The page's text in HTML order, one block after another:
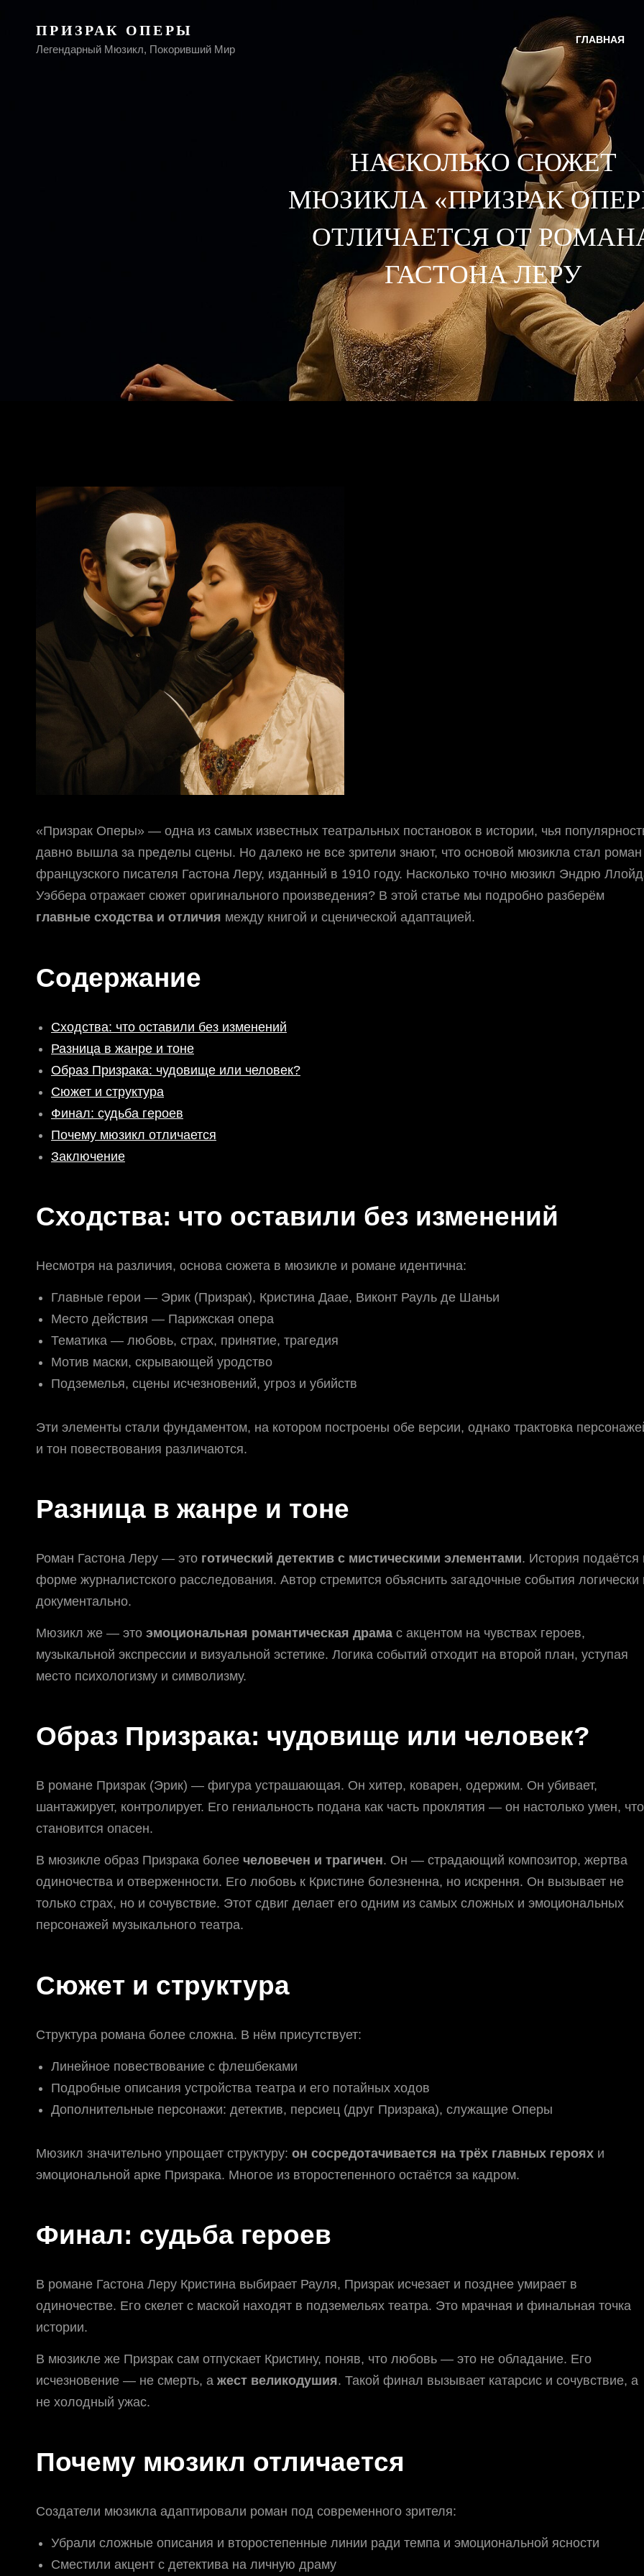
ПРИЗРАК ОПЕРЫ
Легендарный Мюзикл, Покоривший Мир
ГЛАВНАЯ
НАСКОЛЬКО СЮЖЕТ
МЮЗИКЛА «ПРИЗРАК
ОТЛИЧАЕТСЯ ОТ
ГАСТОНА ЛЕРУ
«Призрак Оперы» — одна из самых известных театральных постановок в истории, чья
давно вышла за пределы сцены. Но далеко не все зрители знают, что основой мюзикла стал роман
французского писателя Гастона Леру, изданный в 1910 году. Насколько точно мюзикл Эндрю
Уэббера отражает сюжет оригинального произведения? В этой статье мы подробно разберём
главные сходства и отличия между книгой и сценической адаптацией.
Содержание
Сходства: что оставили без изменений
Разница в жанре и тоне
Образ Призрака: чудовище или человек?
Сюжет и структура
Финал: судьба героев
Почему мюзикл отличается
Заключение
Сходства: что оставили без изменений
Несмотря на различия, основа сюжета в мюзикле и романе идентична:
Главные герои — Эрик (Призрак), Кристина Даае, Виконт Рауль де Шаньи
Место действия — Парижская опера
Тематика — любовь, страх, принятие, трагедия
Мотив маски, скрывающей уродство
Подземелья, сцены исчезновений, угроз и убийств
Эти элементы стали фундаментом, на котором построены обе версии, однако трактовка
и тон повествования различаются.
Разница в жанре и тоне
Роман Гастона Леру — это готический детектив с мистическими элементами. История подаётся
форме журналистского расследования. Автор стремится объяснить загадочные события логически
документально.
Мюзикл же — это эмоциональная романтическая драма с акцентом на чувствах героев,
музыкальной экспрессии и визуальной эстетике. Логика событий отходит на второй план, уступая
место психологизму и символизму.
Образ Призрака: чудовище или человек?
В романе Призрак (Эрик) — фигура устрашающая. Он хитер, коварен, одержим. Он убивает,
шантажирует, контролирует. Его гениальность подана как часть проклятия — он настолько умен, что
становится опасен.
В мюзикле образ Призрака более человечен и трагичен. Он — страдающий композитор, жертва
одиночества и отверженности. Его любовь к Кристине болезненна, но искрення. Он вызывает не
только страх, но и сочувствие. Этот сдвиг делает его одним из самых сложных и эмоциональных
персонажей музыкального театра.
Сюжет и структура
Структура романа более сложна. В нём присутствует:
Линейное повествование с флешбеками
Подробные описания устройства театра и его потайных ходов
Дополнительные персонажи: детектив, персиец (друг Призрака), служащие Оперы
Мюзикл значительно упрощает структуру: он сосредотачивается на трёх главных героях и
эмоциональной арке Призрака. Многое из второстепенного остаётся за кадром.
Финал: судьба героев
В романе Гастона Леру Кристина выбирает Рауля, Призрак исчезает и позднее умирает в
одиночестве. Его скелет с маской находят в подземельях театра. Это мрачная и финальная точка
истории.
В мюзикле же Призрак сам отпускает Кристину, поняв, что любовь — это не обладание. Его
исчезновение — не смерть, а жест великодушия. Такой финал вызывает катарсис и сочувствие, а
не холодный ужас.
Почему мюзикл отличается
Создатели мюзикла адаптировали роман под современного зрителя:
Убрали сложные описания и второстепенные линии ради темпа и эмоциональной ясности
Сместили акцент с детектива на личную драму